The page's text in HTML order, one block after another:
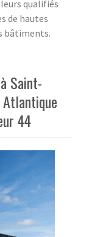
qualifiés
de hautes
bâtiments.
Saint-
44